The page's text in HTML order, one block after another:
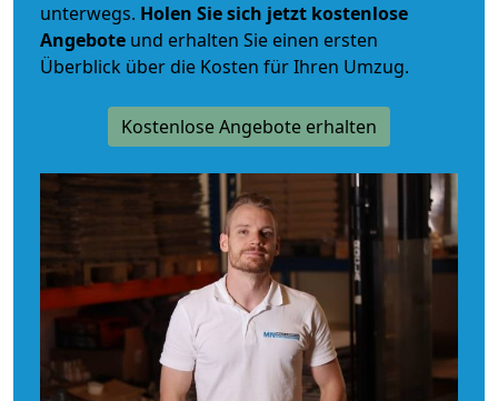
unterwegs. Holen Sie sich jetzt kostenlose
Angebote und erhalten Sie einen ersten
Überblick über die Kosten für Ihren Umzug.
Kostenlose Angebote erhalten